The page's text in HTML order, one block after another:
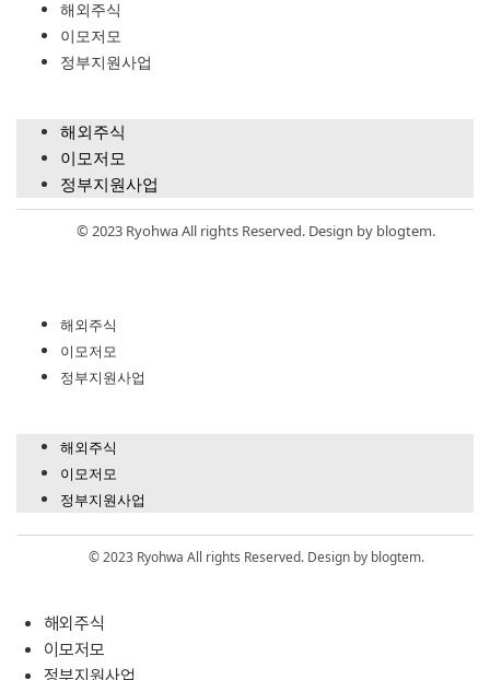
해외주식
이모저모
정부지원사업
해외주식
이모저모
정부지원사업
© 2023 Ryohwa All rights Reserved. Design by blogtem.
해외주식
이모저모
정부지원사업
해외주식
이모저모
정부지원사업
© 2023 Ryohwa All rights Reserved. Design by blogtem.
해외주식
이모저모